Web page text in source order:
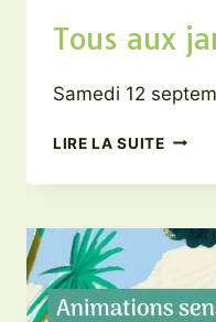
Tous aux
Samedi 12
LIRE LA SUITETOUS